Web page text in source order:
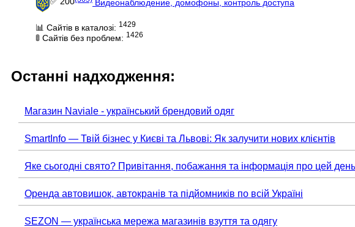
Видеонаблюдение, домофоны, контроль доступа
📊 Сайтів в каталозі: 1429
🚦 Сайтів без проблем: 1426
Останні надходження:
Магазин Naviale - український брендовий одяг
SmartInfo — Твій бізнес у Києві та Львові: Як залучити нових клієнтів
Яке сьогодні свято? Привітання, побажання та інформація про цей
Оренда автовишок, автокранів та підйомників по всій Україні
SEZON — українська мережа магазинів взуття та одягу